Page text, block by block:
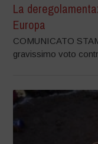
La
Europa
COMUNICATO
gravissimo voto